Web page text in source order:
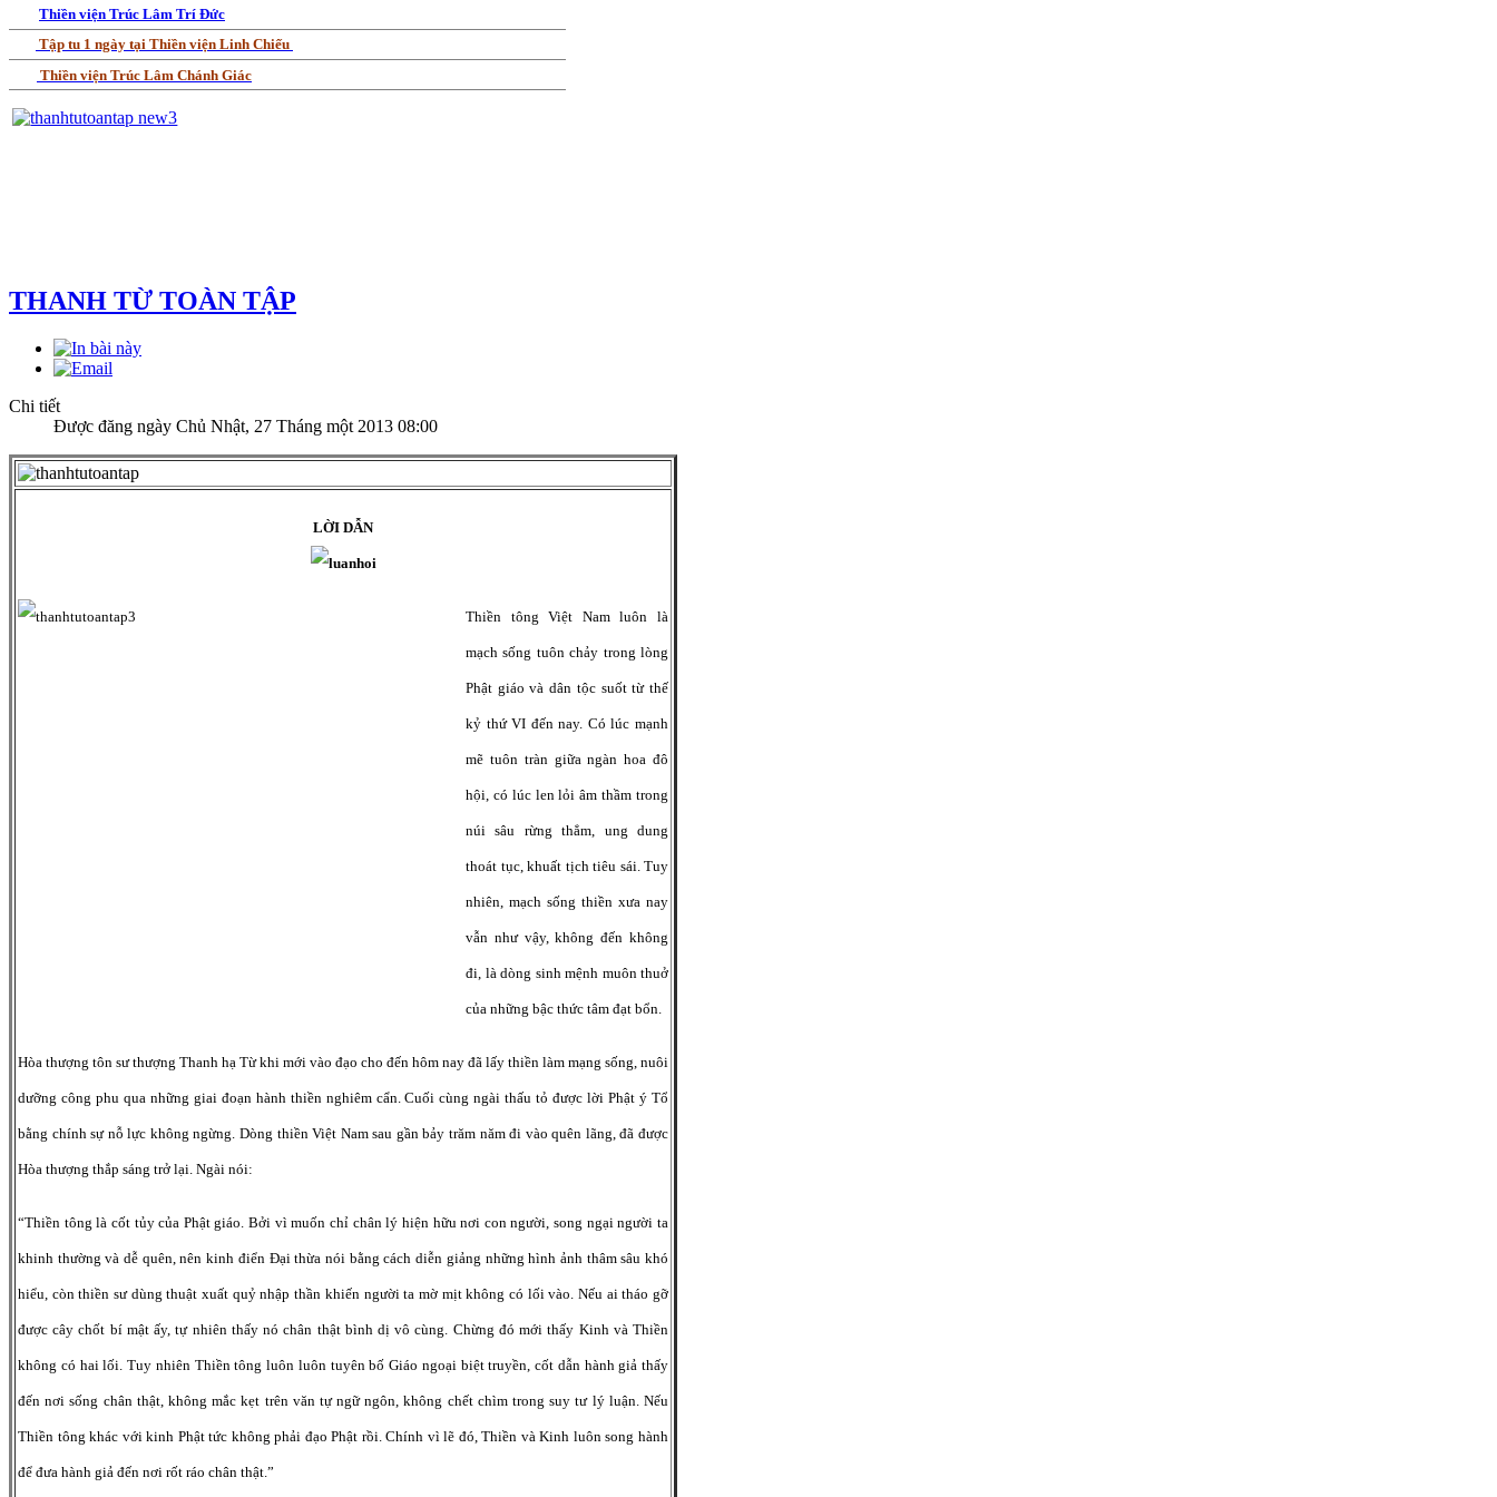
Thiền viện Trúc Lâm Trí Đức
Tập tu 1 ngày tại Thiền viện Linh Chiếu
Thiền viện Trúc Lâm Chánh Giác
THANH TỪ TOÀN TẬP
Chi tiết
Được đăng ngày Chủ Nhật, 27 Tháng một 2013 08:00
LỜI DẪN
Thiền tông Việt Nam luôn là
mạch sống tuôn chảy trong lòng
Phật giáo và dân tộc suốt từ thế
kỷ thứ VI đến nay. Có lúc mạnh
mẽ tuôn tràn giữa ngàn hoa đô
hội, có lúc len lỏi âm thầm trong
núi sâu rừng thẳm, ung dung
thoát tục, khuất tịch tiêu sái. Tuy
nhiên, mạch sống thiền xưa nay
vẫn như vậy, không đến không
đi, là dòng sinh mệnh muôn thuở
của những bậc thức tâm đạt bổn.
Hòa thượng tôn sư thượng Thanh hạ Từ khi mới vào đạo cho đến hôm nay đã lấy thiền làm mạng sống, nuôi
dưỡng công phu qua những giai đoạn hành thiền nghiêm cẩn. Cuối cùng ngài thấu tỏ được lời Phật ý Tổ
bằng chính sự nỗ lực không ngừng. Dòng thiền Việt Nam sau gần bảy trăm năm đi vào quên lãng, đã được
Hòa thượng thắp sáng trở lại. Ngài nói:
“Thiền tông là cốt tủy của Phật giáo. Bởi vì muốn chỉ chân lý hiện hữu nơi con người, song ngại người ta
khinh thường và dễ quên, nên kinh điển Đại thừa nói bằng cách diễn giảng những hình ảnh thâm sâu khó
hiểu, còn thiền sư dùng thuật xuất quỷ nhập thần khiến người ta mờ mịt không có lối vào. Nếu ai tháo gỡ
được cây chốt bí mật ấy, tự nhiên thấy nó chân thật bình dị vô cùng. Chừng đó mới thấy Kinh và Thiền
không có hai lối. Tuy nhiên Thiền tông luôn luôn tuyên bố Giáo ngoại biệt truyền, cốt dẫn hành giả thấy
đến nơi sống chân thật, không mắc kẹt trên văn tự ngữ ngôn, không chết chìm trong suy tư lý luận. Nếu
Thiền tông khác với kinh Phật tức không phải đạo Phật rồi. Chính vì lẽ đó, Thiền và Kinh luôn song hành
để đưa hành giả đến nơi rốt ráo chân thật.”